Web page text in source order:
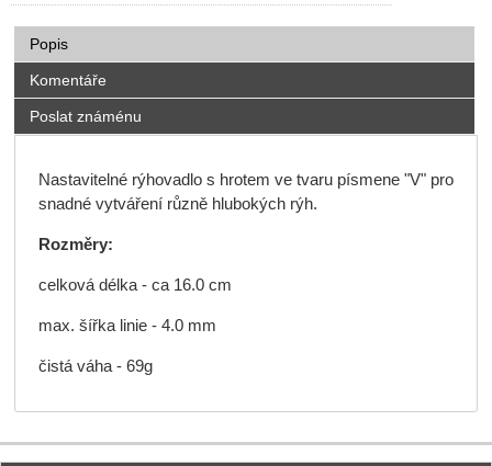
Popis
Komentáře
Poslat známénu
Nastavitelné rýhovadlo s hrotem ve tvaru písmene "V" pro
snadné vytváření různě hlubokých rýh.
Rozměry:
celková délka - ca 16.0 cm
max. šířka linie - 4.0 mm
čistá váha - 69g